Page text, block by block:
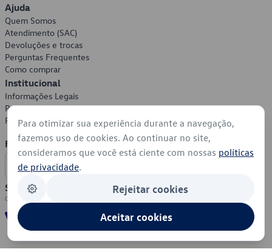
Ajuda
Quem Somos
Atendimento (SAC)
Devoluções e trocas
Perguntas Frequentes
Como comprar
Institucional
Informações Legais
Política de Privacidade
Política de Cookies
Formas de Pagamento
Segurança
Para otimizar sua experiência durante a navegação,
fazemos uso de cookies. Ao continuar no site,
consideramos que você está ciente com nossas políticas
de privacidade.
Rejeitar cookies
Aceitar cookies